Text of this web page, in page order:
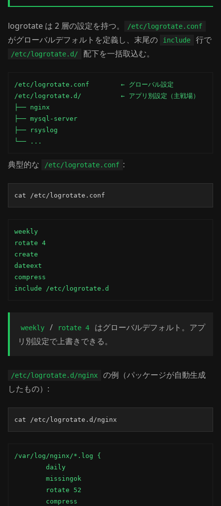
logrotate は 2 層の設定を持つ。 /etc/logrotate.conf
がグローバルデフォルトを定義し、末尾の include 行で
/etc/logrotate.d/ 配下を一括取込む。
/etc/logrotate.conf        ← グローバル設定
/etc/logrotate.d/          ← アプリ別設定（主戦場）
├── nginx
├── mysql-server
├── rsyslog
└── ...
典型的な /etc/logrotate.conf :
cat /etc/logrotate.conf
weekly
rotate 4
create
dateext
compress
include /etc/logrotate.d
weekly / rotate 4
はグローバルデフォルト。アプ
リ別設定で上書きできる。
/etc/logrotate.d/nginx
の例（パッケージが自動生成
したもの）:
cat /etc/logrotate.d/nginx
/var/log/nginx/*.log {
        daily
        missingok
        rotate 52
        compress